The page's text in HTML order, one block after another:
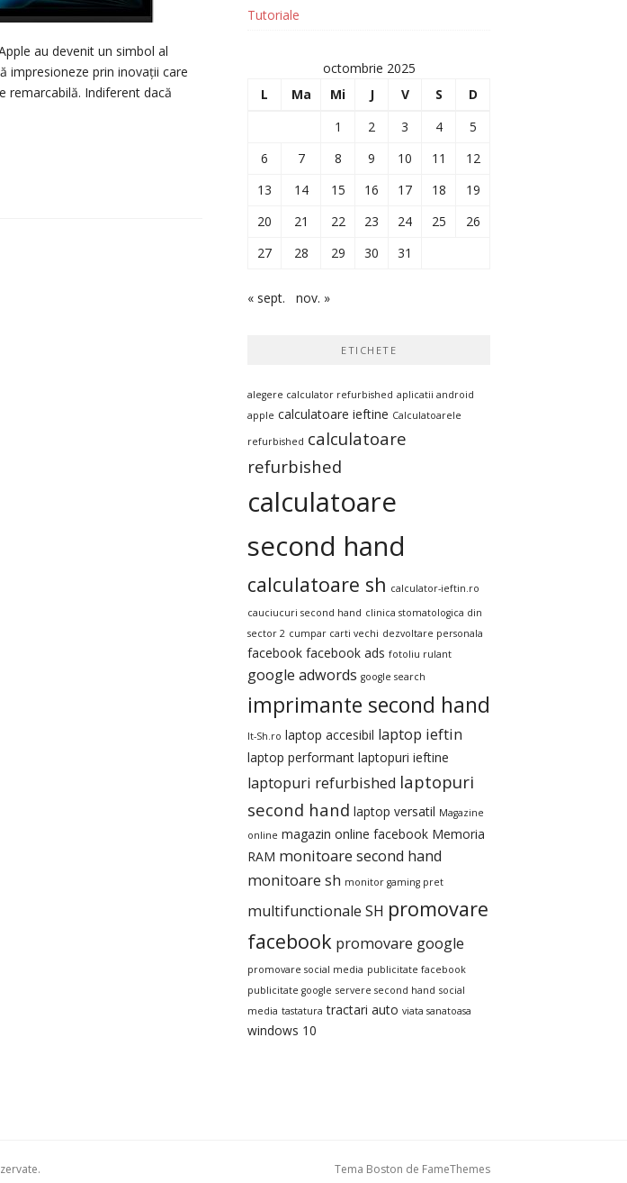
au devenit un simbol al
impresioneze prin inovații care
remarcabilă. Indiferent dacă
Tutoriale
octombrie 2025
L
Ma Mi J V S
D
1
2 3 4
5
6
7 8 9 10 11
12
13
14 15 16 17 18
19
20
21 22 23 24 25
26
27
28 29 30 31
« sept. nov. »
ETICHETE
alegere calculator refurbished aplicatii android
apple calculatoare ieftine Calculatoarele
refurbished calculatoare
refurbished
calculatoare
second hand
calculatoare sh calculator-ieftin.ro
cauciucuri second hand clinica stomatologica din
sector 2 cumpar carti vechi dezvoltare personala
facebook facebook ads fotoliu rulant
google adwords google search
imprimante second hand
It-Sh.ro laptop accesibil laptop ieftin
laptop performant laptopuri ieftine
laptopuri refurbished laptopuri
second hand laptop versatil Magazine
online magazin online facebook Memoria
RAM monitoare second hand
monitoare sh monitor gaming pret
multifunctionale SH promovare
facebook promovare google
promovare social media publicitate facebook
publicitate google servere second hand social
media tastatura tractari auto viata sanatoasa
windows 10
Tema Boston de FameThemes